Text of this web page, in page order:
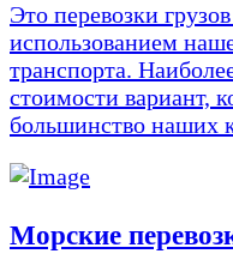
Это перевозки
использованием
транспорта.
стоимости вариант,
большинство наших
Морские